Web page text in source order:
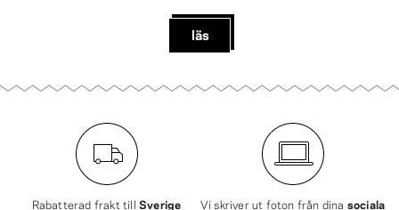
läs
Rabatterad frakt till Sverige
Vi skriver ut foton från dina sociala